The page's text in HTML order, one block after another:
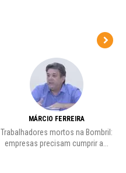
MÁRCIO FERREIRA
Trabalhadores mortos na Bombril:
empresas precisam cumprir a...